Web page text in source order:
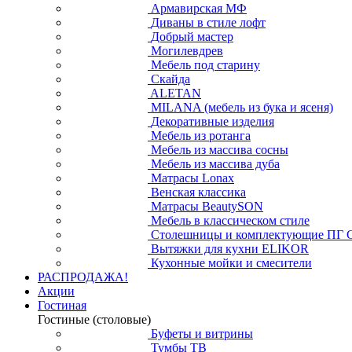
Армавирская МФ
Диваны в стиле лофт
Добрый мастер
Могилевдрев
Мебель под старину
Скайда
ALETAN
MILANA (мебель из бука и ясеня)
Декоративные изделия
Мебель из ротанга
Мебель из массива сосны
Мебель из массива дуба
Матрасы Lonax
Венская классика
Матрасы BeautySON
Мебель в классическом стиле
Столешницы и комплектующие ПГ
Вытяжки для кухни ELIKOR
Кухонные мойки и смесители
РАСПРОДАЖА!
Акции
Гостиная
Гостиные (столовые)
Буфеты и витрины
Тумбы ТВ